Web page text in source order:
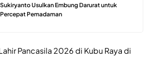
Sukiryanto Usulkan Embung Darurat untuk
Percepat Pemadaman
Pancasila 2026 di Kubu Raya di